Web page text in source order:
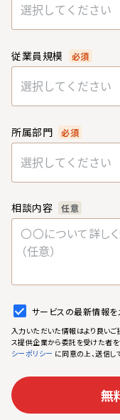
選択してください
従業員規模 必須
選択してください
所属部門 必須
選択してください
相談内容 任意
サービスの最新情報を
入力いただいた情報はより良いご
ス提供企業から委託を受けた者を
シーポリシー に同意の上、送信し
無